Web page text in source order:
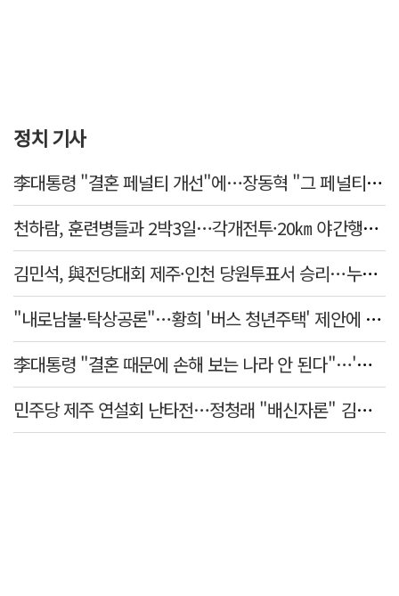
정치 기사
李대통령 "결혼 페널티 개선"에…장동혁 "그 페널티 만든 게 이 정권"
천하람, 훈련병들과 2박3일…각개전투·20㎞ 야간행군 체험
김민석, 與전당대회 제주·인천 당원투표서 승리…누적 득표는 '초박빙'
"내로남불·탁상공론"…황희 '버스 청년주택' 제안에 與 내부서도 쓴소리
李대통령 "결혼 때문에 손해 보는 나라 안 된다"…'결혼 페널티' 22개 손본다
민주당 제주 연설회 난타전…정청래 "배신자론" 김민석 "관리 무능"